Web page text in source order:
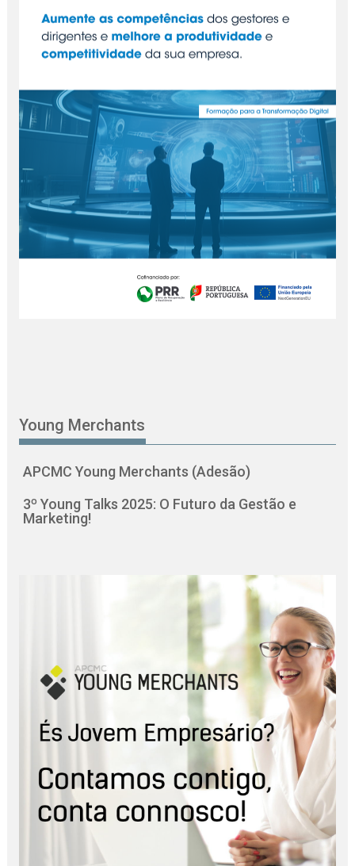
Young Merchants
APCMC Young Merchants (Adesão)
3º Young Talks 2025: O Futuro da Gestão e
Marketing!